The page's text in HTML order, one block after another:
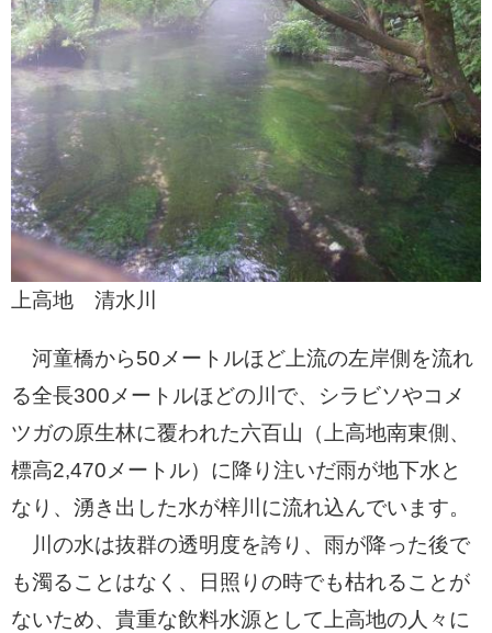
上高地 清水川
河童橋から50メートルほど上流の左岸側を流れ
る全長300メートルほどの川で、シラビソやコメ
ツガの原生林に覆われた六百山（上高地南東側、
標高2,470メートル）に降り注いだ雨が地下水と
なり、湧き出した水が梓川に流れ込んでいます。
川の水は抜群の透明度を誇り、雨が降った後で
も濁ることはなく、日照りの時でも枯れることが
ないため、貴重な飲料水源として上高地の人々に